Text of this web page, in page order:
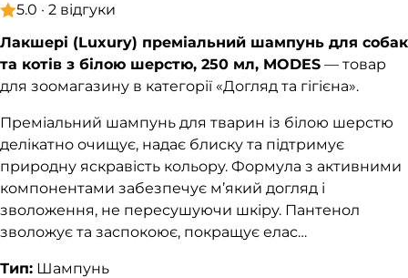
5.0 · 2 відгуки
Лакшері (Luxury) преміальний шампунь для собак
та котів з білою шерстю, 250 мл, MODES — товар
для зоомагазину в категорії «Догляд та гігієна».
Преміальний шампунь для тварин із білою шерстю
делікатно очищує, надає блиску та підтримує
природну яскравість кольору. Формула з активними
компонентами забезпечує м’який догляд і
зволоження, не пересушуючи шкіру. Пантенол
зволожує та заспокоює, покращує елас…
Тип: Шампунь